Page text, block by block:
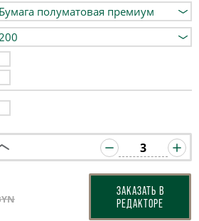
ЗАКАЗАТЬ В
РЕДАКТОРЕ